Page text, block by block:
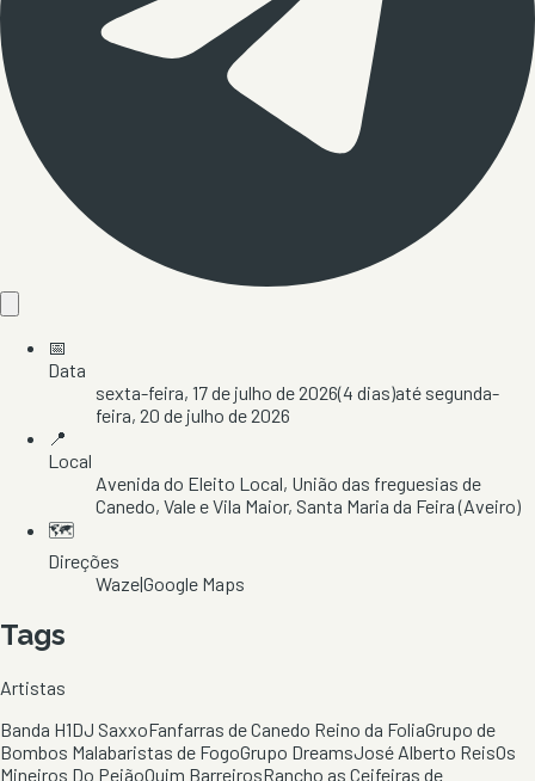
📅
Data
sexta-feira, 17 de julho de 2026(4 dias)até segunda-
feira, 20 de julho de 2026
📍
Local
Avenida do Eleito Local, União das freguesias de
Canedo, Vale e Vila Maior, Santa Maria da Feira(Aveiro)
🗺️
Direções
Waze|Google Maps
Tags
Artistas
Banda H1DJ SaxxoFanfarras de Canedo Reino da FoliaGrupo de
Bombos Malabaristas de FogoGrupo DreamsJosé Alberto ReisOs
Mineiros Do PejãoQuim BarreirosRancho as Ceifeiras de